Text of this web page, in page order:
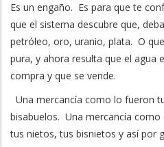
Es un engaño. Es para que te
que el sistema descubre que,
petróleo, oro, uranio, plata. O
pura, y ahora resulta que el agua
compra y que se vende.
Una mercancía como lo fueron
bisabuelos. Una mercancía
tus nietos, tus bisnietos y así por